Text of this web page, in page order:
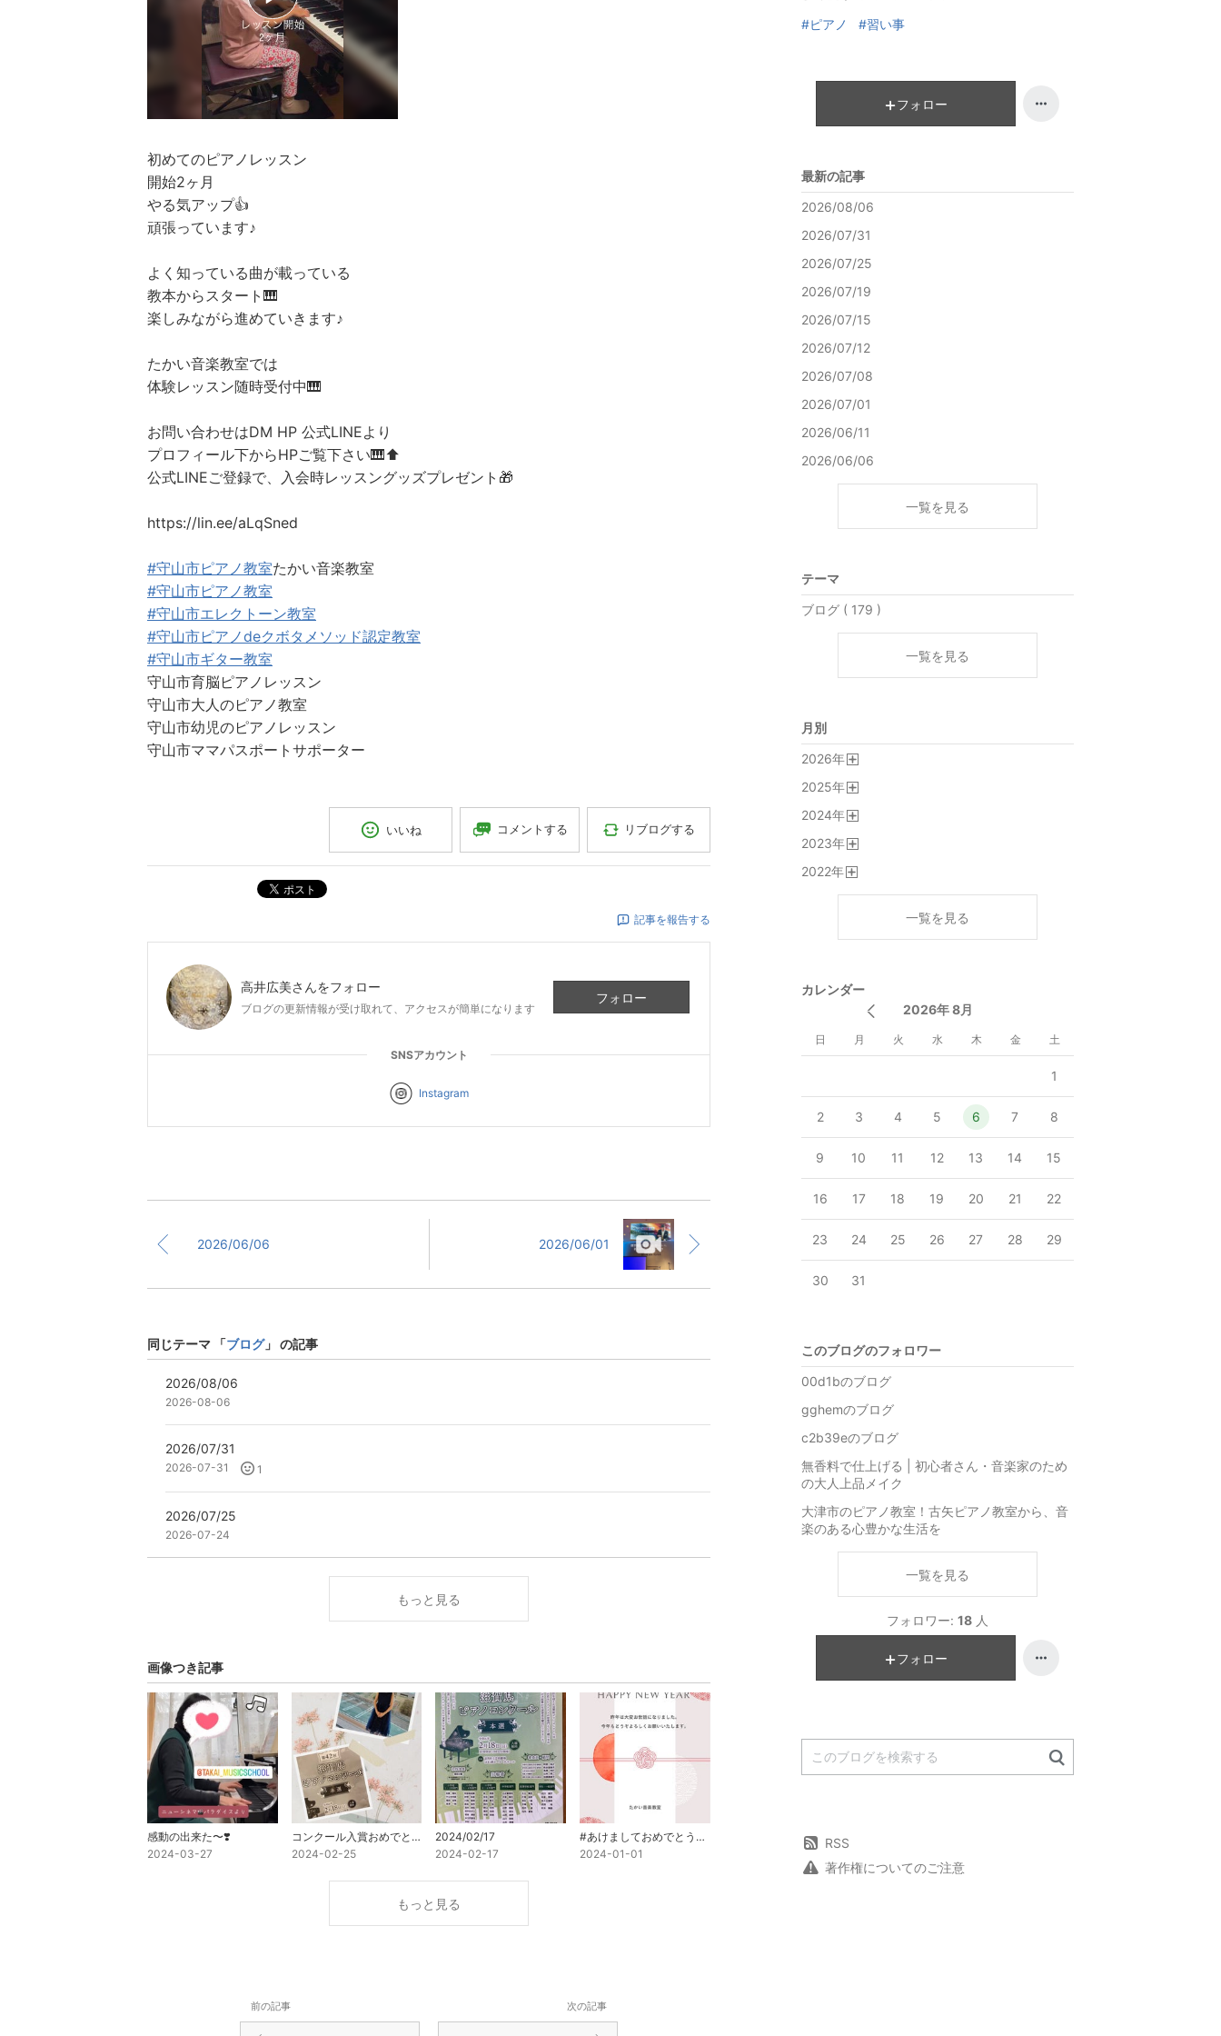
初めてのピアノレッスン
開始2ヶ月
やる気アップ👍
頑張っています♪
よく知っている曲が載っている
教本からスタート🎹
楽しみながら進めていきます♪
たかい音楽教室では
体験レッスン随時受付中🎹
お問い合わせはDM HP 公式LINEより
プロフィール下からHPご覧下さい🎹⬆️
公式LINEご登録で、入会時レッスングッズプレゼント🎁
https://lin.ee/aLqSned
#守山市ピアノ教室たかい音楽教室
#守山市ピアノ教室
#守山市エレクトーン教室
#守山市ピアノdeクボタメソッド認定教室
#守山市ギター教室
守山市育脳ピアノレッスン
守山市大人のピアノ教室
守山市幼児のピアノレッスン
守山市ママパスポートサポーター
いいね コメントする リブログする
ポスト
記事を報告する
高井広美さんをフォロー
ブログの更新情報が受け取れて、アクセスが簡単になります
フォロー
SNSアカウント
Instagram
2026/06/06 2026/06/01
同じテーマ 「ブログ」 の記事
2026/08/06
2026-08-06
2026/07/31
2026-07-31 1
2026/07/25
2026-07-24
もっと見る
画像つき記事
感動の出来た〜❣️
2024-03-27
コンクール入賞おめでとう
2024-02-25
2024/02/17
2024-02-17
#あけましておめでとうございます
2024-01-01
もっと見る
前の記事 次の記事
#ピアノ #習い事
フォロー
最新の記事
2026/08/06
2026/07/31
2026/07/25
2026/07/19
2026/07/15
2026/07/12
2026/07/08
2026/07/01
2026/06/11
2026/06/06
一覧を見る
テーマ
ブログ ( 179 )
一覧を見る
月別
2026年
2025年
2024年
2023年
2022年
一覧を見る
カレンダー
2026年 8月
日 月 火 水 木 金 土
1
2 3 4 5 6 7 8
9 10 11 12 13 14 15
16 17 18 19 20 21 22
23 24 25 26 27 28 29
30 31
このブログのフォロワー
00d1bのブログ
gghemのブログ
c2b39eのブログ
無香料で仕上げる | 初心者さん・音楽家のため
の大人上品メイク
大津市のピアノ教室！古矢ピアノ教室から、音
楽のある心豊かな生活を
一覧を見る
フォロワー: 18 人
フォロー
RSS
著作権についてのご注意